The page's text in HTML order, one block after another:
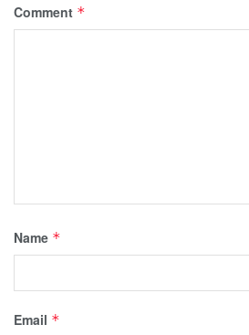
Comment *
Name *
Email *